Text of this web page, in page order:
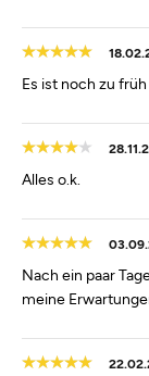
Es ist noch zu
Alles o.k.
Nach ein paar
meine